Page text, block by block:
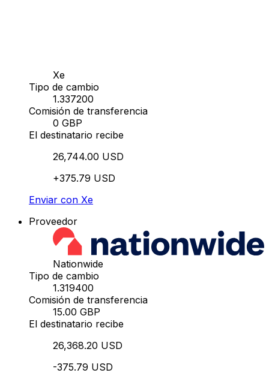
Xe
Tipo de cambio
1.337200
Comisión de transferencia
0 GBP
El destinatario recibe
26,744.00 USD
+375.79 USD
Enviar con Xe
Proveedor
Nationwide
Tipo de cambio
1.319400
Comisión de transferencia
15.00 GBP
El destinatario recibe
26,368.20 USD
-375.79 USD